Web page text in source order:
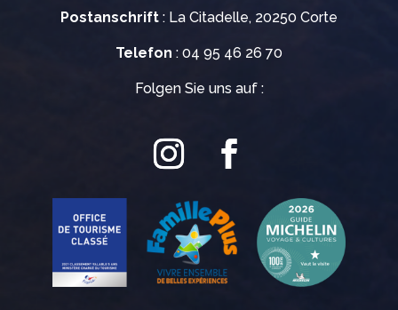
Postanschrift : La Citadelle, 20250 Corte
Telefon : 04 95 46 26 70
Folgen Sie uns auf :